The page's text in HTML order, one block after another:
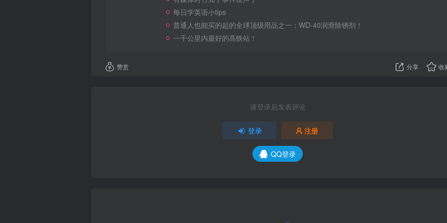
每日学英语小tips
普通人也能买的起的全球顶级用品之一：WD-40润滑除锈剂！
一千公里内最好的高铁站！
赞赏 分享 收
请登录后发表评论
登录 注册
QQ登录